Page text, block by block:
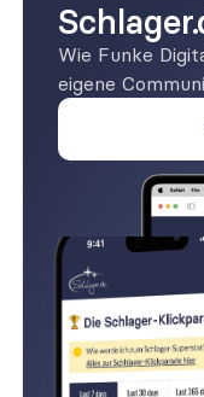
Wie Funke
eigene